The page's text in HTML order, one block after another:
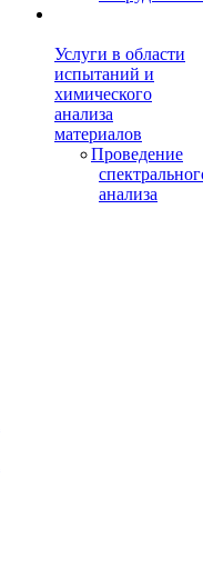
Услуги в области
испытаний и
химического
анализа
материалов
Проведение
анализа